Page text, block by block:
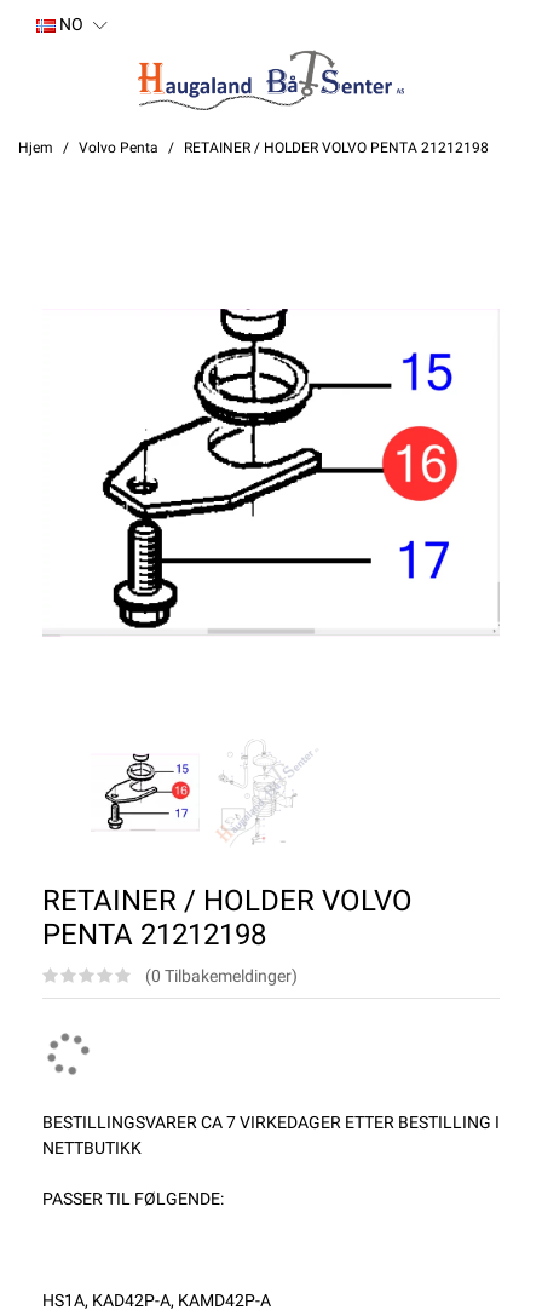
NO
Hjem Volvo Penta RETAINER / HOLDER VOLVO PENTA 21212198
RETAINER / HOLDER VOLVO
PENTA 21212198
(0 Tilbakemeldinger)
BESTILLINGSVARER CA 7 VIRKEDAGER ETTER BESTILLING I
NETTBUTIKK
PASSER TIL FØLGENDE:
HS1A, KAD42P-A, KAMD42P-A